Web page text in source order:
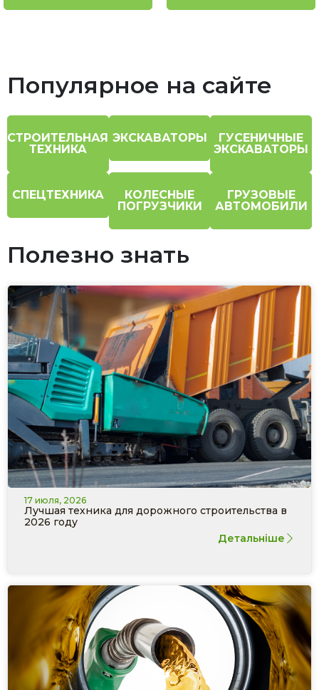
Популярное на сайте
СТРОИТЕЛЬНАЯ
ТЕХНИКА
ЭКСКАВАТОРЫ
ГУСЕНИЧНЫЕ
ЭКСКАВАТОРЫ
СПЕЦТЕХНИКА
КОЛЕСНЫЕ
ПОГРУЗЧИКИ
ГРУЗОВЫЕ
АВТОМОБИЛИ
Полезно знать
17 июля, 2026
Лучшая техника для дорожного строительства в
2026 году
Детальніше